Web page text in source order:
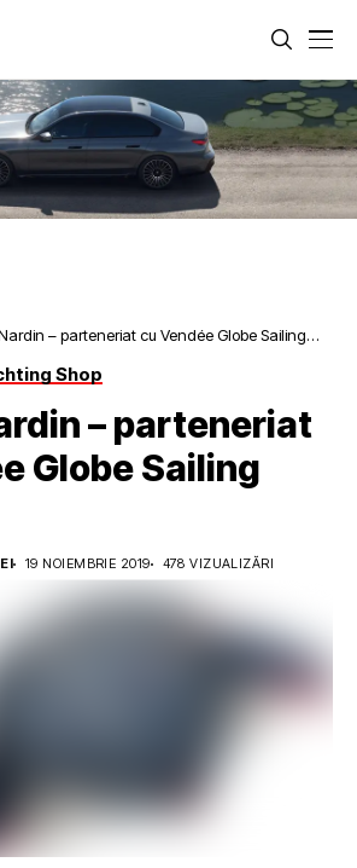
– parteneriat cu Vendée Globe Sailing
Shop
– parteneriat
Globe Sailing
19 NOIEMBRIE 2019 478 VIZUALIZĂRI